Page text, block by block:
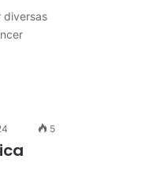
diversas
5